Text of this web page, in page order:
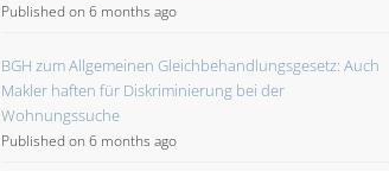
Published on 6 months ago
BGH zum Allgemeinen Gleichbehandlungsgesetz: Auch
Makler haften für Diskriminierung bei der
Wohnungssuche
Published on 6 months ago